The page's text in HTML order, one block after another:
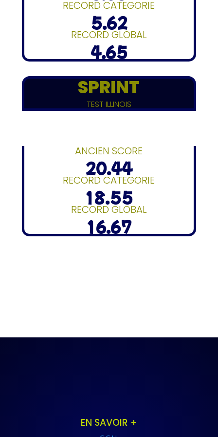
RECORD CATEGORIE
5.62
RECORD GLOBAL
4.65
SPRINT
TEST ILLINOIS
ANCIEN SCORE
20.44
RECORD CATEGORIE
18.55
RECORD GLOBAL
16.67
EN SAVOIR +